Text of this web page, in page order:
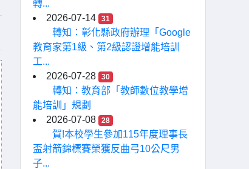
轉...
2026-07-14
31
轉知：彰化縣政府辦理「Google
教育家第1級、第2級認證增能培訓
工...
2026-07-28
30
轉知：教育部「教師數位教學增
能培訓」規劃
2026-07-08
28
賀!本校學生參加115年度理事長
盃射箭錦標賽榮獲反曲弓10公尺男
子...